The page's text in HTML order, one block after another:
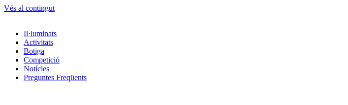
Vés al contingut
Il·luminats
Activitats
Botiga
Competició
Notícies
Preguntes Freqüents